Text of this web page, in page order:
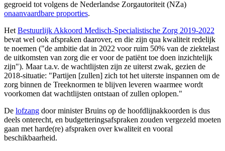
gegroeid tot volgens de Nederlandse Zorgautoriteit (NZa)
onaanvaardbare proporties.
Het Bestuurlijk Akkoord Medisch-Specialistische Zorg 2019-2022
bevat wel ook afspraken daarover, en die zijn qua kwaliteit redelijk
te noemen ("de ambitie dat in 2022 voor ruim 50% van de ziektelast
de uitkomsten van zorg die er voor de patiënt toe doen inzichtelijk
zijn"). Maar t.a.v. de wachtlijsten zijn ze uiterst zwak, gezien de
2018-situatie: "Partijen [zullen] zich tot het uiterste inspannen om de
zorg binnen de Treeknormen te blijven leveren waarmee wordt
voorkomen dat wachtlijsten ontstaan of zullen oplopen."
De lofzang door minister Bruins op de hoofdlijnakkoorden is dus
deels onterecht, en budgetteringsafspraken zouden vergezeld moeten
gaan met harde(re) afspraken over kwaliteit en vooral
beschikbaarheid.